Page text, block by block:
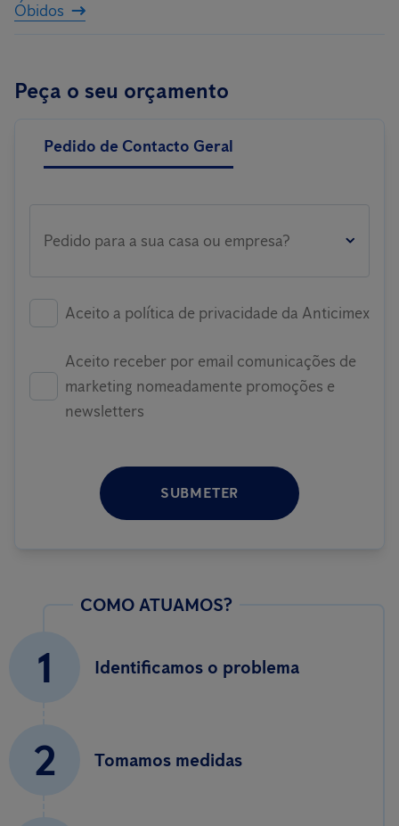
Óbidos
Peça o seu orçamento
Pedido de Contacto Geral
Pedido para a sua casa ou empresa?
Aceito a política de privacidade da Anticimex
Aceito receber por email comunicações de
marketing nomeadamente promoções e
newsletters
SUBMETER
COMO ATUAMOS?
1 Identificamos o problema
2 Tomamos medidas